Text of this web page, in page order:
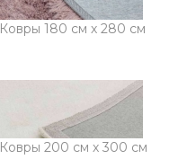
Ковры 180 см х 280 см
Ковры 200 см х 300 см